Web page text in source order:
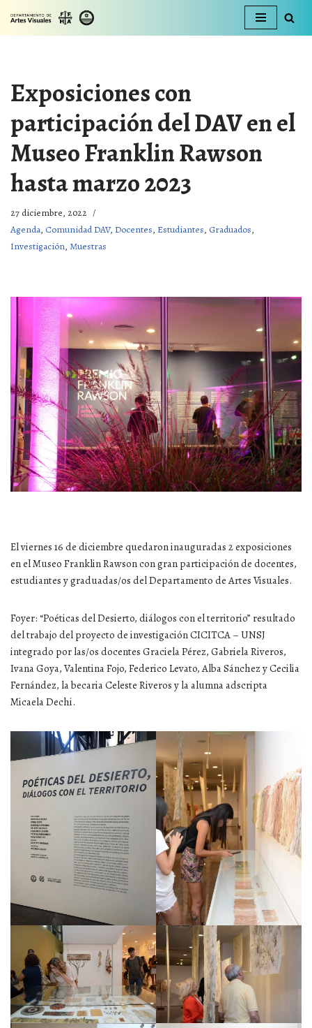
Ir
Exposiciones con
participación del DAV en el
Museo Franklin Rawson
hasta marzo 2023
27 diciembre, 2022
Agenda, Comunidad DAV, Docentes, Estudiantes, Graduados,
Investigación, Muestras
El viernes 16 de diciembre quedaron inauguradas 2 exposiciones
en el Museo Franklin Rawson con gran participación de docentes,
estudiantes y graduadas/os del Departamento de Artes Visuales.
Foyer: “Poéticas del Desierto, diálogos con el territorio” resultado
del trabajo del proyecto de investigación CICITCA – UNSJ
integrado por las/os docentes Graciela Pérez, Gabriela Riveros,
Ivana Goya, Valentina Fojo, Federico Levato, Alba Sánchez y Cecilia
Fernández, la becaria Celeste Riveros y la alumna adscripta
Micaela Dechi.